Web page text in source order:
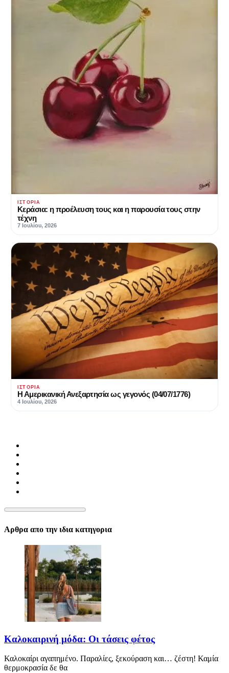
ΙΣΤΟΡΊΑ
Κεράσια: η προέλευση τους και η παρουσία τους στην
τέχνη
7 Ιουλίου, 2026
ΙΣΤΟΡΊΑ
Η Αμερικανική Ανεξαρτησία ως γεγονός (04/07/1776)
4 Ιουλίου, 2026
Αρθρα απο την ιδια κατηγορια
Καλοκαιρινή μόδα: Οι τάσεις φέτος
Καλοκαίρι αγαπημένο. Παραλίες, ξεκούραση και… ζέστη! Καμία
θερμοκρασία δε θα